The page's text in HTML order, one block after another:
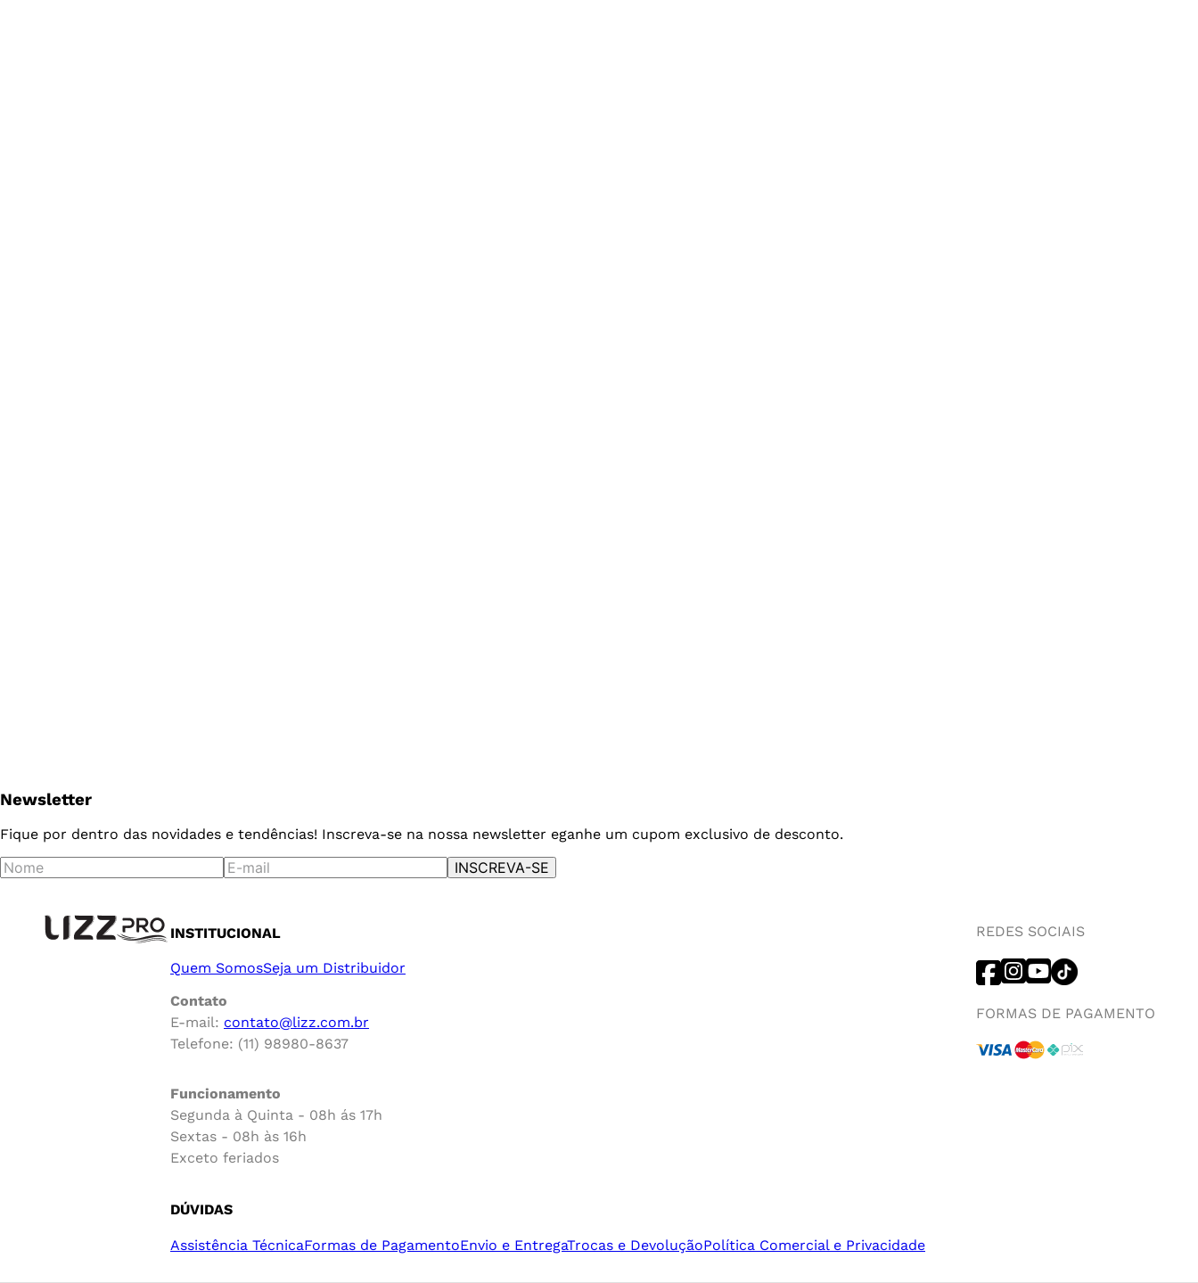
Newsletter
Fique por dentro das novidades e tendências! Inscreva-se na nossa newsletter eganhe um cupom exclusivo de desconto.
INSCREVA-SE
INSTITUCIONAL
Quem SomosSeja um Distribuidor
Contato
E-mail: contato@lizz.com.br
Telefone: (11) 98980-8637
Funcionamento
Segunda à Quinta - 08h ás 17h
Sextas - 08h às 16h
Exceto feriados
DÚVIDAS
Assistência TécnicaFormas de PagamentoEnvio e EntregaTrocas e DevoluçãoPolítica Comercial e Privacidade
REDES SOCIAIS
FORMAS DE PAGAMENTO